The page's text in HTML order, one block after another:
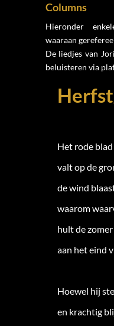
Columns
Hieronder
waaraan
De liedjes van
beluisteren via
Het rode blad
valt op de
de wind
waarom
hult de zomer
aan het eind
Hoewel hij
en krachtig